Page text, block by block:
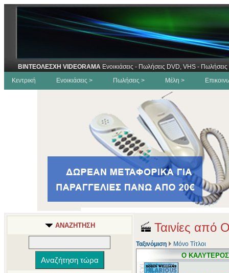
ΒΙΝΤΕΟΛΕΣΧΗ VIDEORAMA Ενοικιάσεις - Πωλήσεις DVD, VHS -
Κεντρική
Ενοικιάσεις > Πωλήσεις > Μέλη >
ΑΝΑΖΗΤΗΣΗ Ταινίες από
Ταξινόμιση Μόνο Τίτλοι
O